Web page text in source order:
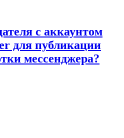
с аккаунтом
для публикации
мессенджера?